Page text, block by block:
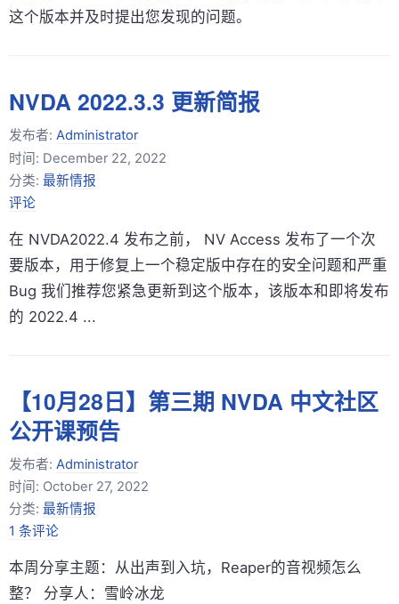
这个版本并及时提出您发现的问题。
NVDA 2022.3.3 更新简报
发布者: Administrator
时间: December 22, 2022
分类: 最新情报
评论
在 NVDA2022.4 发布之前， NV Access 发布了一个次
要版本，用于修复上一个稳定版中存在的安全问题和严重
Bug 我们推荐您紧急更新到这个版本，该版本和即将发布
的 2022.4 ...
【10月28日】第三期 NVDA 中文社区
公开课预告
发布者: Administrator
时间: October 27, 2022
分类: 最新情报
1 条评论
本周分享主题：从出声到入坑，Reaper的音视频怎么
整？ 分享人：雪岭冰龙